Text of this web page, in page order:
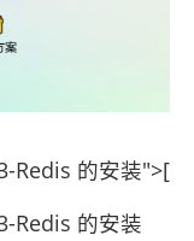
Redis 的安装">[
Redis 的安装